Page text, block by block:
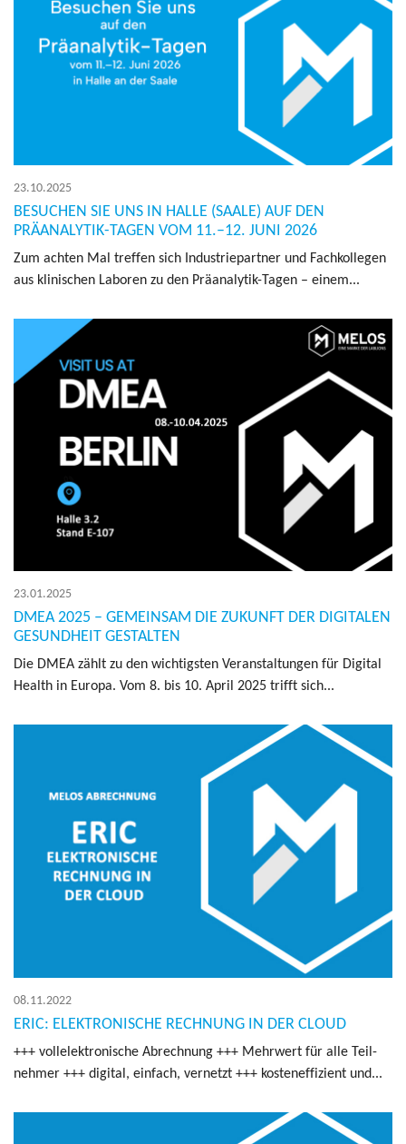
23.10.2025
BESUCHEN SIE UNS IN HALLE (SAALE) AUF DEN
PRÄANALYTIK-TAGEN VOM 11.–12. JUNI 2026
Zum ach­ten Mal tref­fen sich In­dus­trie­part­ner und Fach­kol­le­gen
aus kli­ni­schen La­bo­ren zu den Prä­ana­ly­tik-Tagen – einem...
23.01.2025
DMEA 2025 – GEMEINSAM DIE ZUKUNFT DER DIGITALEN
GESUNDHEIT GESTALTEN
Die DMEA zählt zu den wich­tigs­ten Ver­an­stal­tun­gen für Di­gi­tal
Health in Eu­ro­pa. Vom 8. bis 10. April 2025 trifft sich...
08.11.2022
ERIC: ELEKTRONISCHE RECHNUNG IN DER CLOUD
+++ voll­elek­tro­ni­sche Ab­rech­nung +++ Mehr­wert für alle Teil­
neh­mer +++ di­gi­tal, ein­fach, ver­netzt +++ kos­ten­ef­fi­zi­ent und...